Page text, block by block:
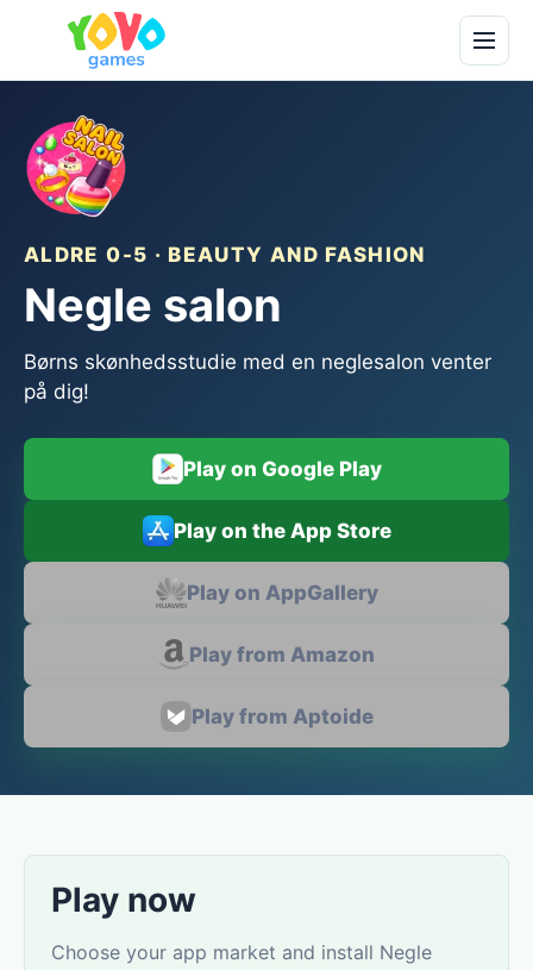
ALDRE 0-5 · BEAUTY AND FASHION
Negle salon
Børns skønhedsstudie med en neglesalon venter
på dig!
Play on Google Play
Play on the App Store
Play on AppGallery
Play from Amazon
Play from Aptoide
Play now
Choose your app market and install Negle